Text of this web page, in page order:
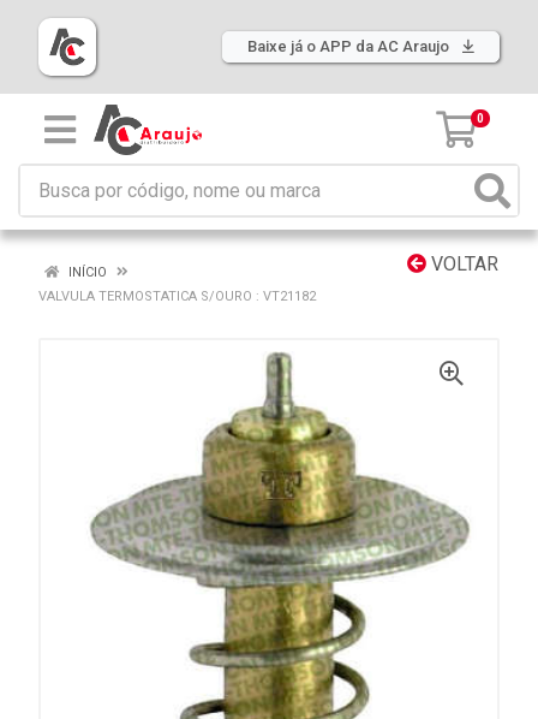
Baixe já o APP da AC Araujo
0
VOLTAR
INÍCIO
VALVULA TERMOSTATICA S/OURO : VT21182